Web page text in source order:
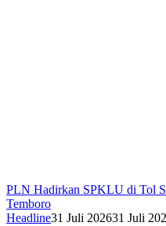
PLN Hadirkan SPKLU di Tol
Temboro
Headline31 Juli 202631 Juli